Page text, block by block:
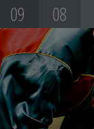
09 08